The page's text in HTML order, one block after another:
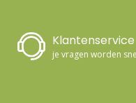
Klantenservice
je vragen worden